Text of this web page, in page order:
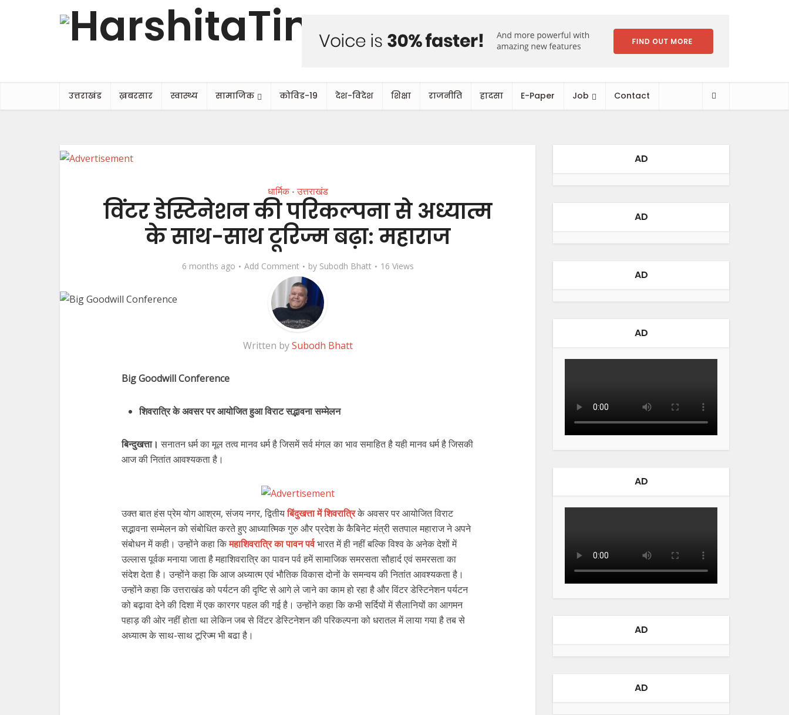
उत्तराखंड ख़बरसार स्वास्थ्य सामाजिक कोविड-19 देश-विदेश शिक्षा राजनीति हादसा E-Paper Job Contact
धार्मिक • उत्तराखंड
विंटर डेस्टिनेशन की परिकल्पना से अध्यात्म
के साथ-साथ टूरिज्म बढ़ा: महाराज
6 months ago Add Comment by Subodh Bhatt 16 Views
Written bySubodh Bhatt
Big Goodwill Conference
शिवरात्रि के अवसर पर आयोजित हुआ विराट सद्भावना सम्मेलन
बिन्दुखत्ता। सनातन धर्म का मूल तत्व मानव धर्म है जिसमें सर्व मंगल का भाव समाहित है यही मानव धर्म है जिसकी
आज की नितांत आवश्यकता है।
उक्त बात हंस प्रेम योग आश्रम, संजय नगर, द्वितीयबिंदुखत्ता में शिवरात्रिके अवसर पर आयोजित विराट
सद्भावना सम्मेलन को संबोधित करते हुए आध्यात्मिक गुरु और प्रदेश के कैबिनेट मंत्री सतपाल महाराज ने अपने
संबोधन में कही। उन्होंने कहा किमहाशिवरात्रि का पावन पर्वभारत में ही नहीं बल्कि विश्व के अनेक देशों में
उल्लास पूर्वक मनाया जाता है महाशिवरात्रि का पावन पर्व हमें सामाजिक समरसता सौहार्द एवं समरसता का
संदेश देता है। उन्होंने कहा कि आज अध्यात्म एवं भौतिक विकास दोनों के समन्वय की नितांत आवश्यकता है।
उन्होंने कहा कि उत्तराखंड को पर्यटन की दृष्टि से आगे ले जाने का काम हो रहा है और विंटर डेस्टिनेशन पर्यटन
को बढ़ावा देने की दिशा में एक कारगर पहल की गई है। उन्होंने कहा कि कभी सर्दियों में सैलानियों का आगमन
पहाड़ की ओर नहीं होता था लेकिन जब से विंटर डेस्टिनेशन की परिकल्पना को धरातल में लाया गया है तब से
अध्यात्म के साथ-साथ टूरिज्म भी बढा है।
AD
AD
AD
AD
AD
AD
AD